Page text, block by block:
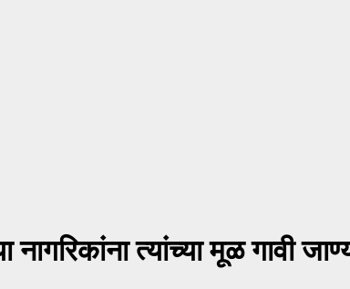
त्यांच्या मूळ गावी